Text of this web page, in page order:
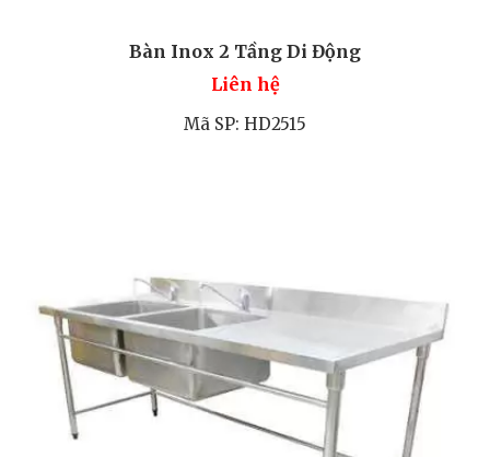
Bàn Inox 2 Tầng Di Động
Liên hệ
Mã SP: HD2515